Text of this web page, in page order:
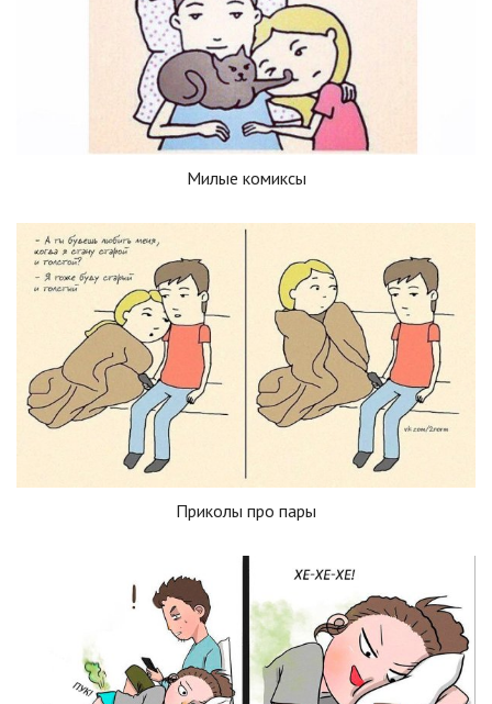
Милые комиксы
Приколы про пары